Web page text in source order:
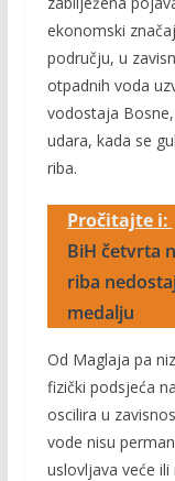
ekonomski
području, u
otpadnih voda
vodostaja
udara, kada se
riba.
Pročitajte i:
BiH četvrta
riba
medalju
Od Maglaja pa
fizički podsjeća
oscilira u
vode nisu
uslovljava veće